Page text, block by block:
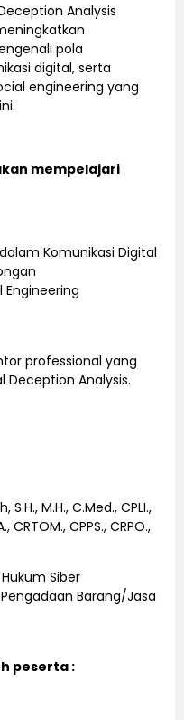
Analysis
pola
digital, serta
engineering yang
mempelajari
Komunikasi Digital
Engineering
professional yang
Deception Analysis.
M.H., C.Med., CPLI.,
CRTOM., CPPS., CRPO.,
Siber
Barang/Jasa
peserta :